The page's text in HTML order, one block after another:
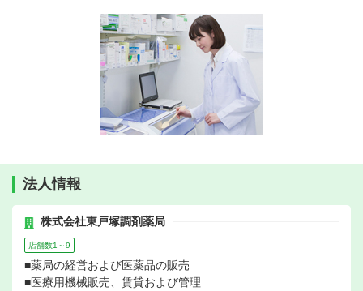
法人情報
株式会社東戸塚調剤薬局
店舗数1～9
■薬局の経営および医薬品の販売
■医療用機械販売、賃貸および管理